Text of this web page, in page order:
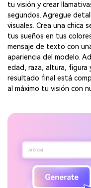
tu visión y crear
segundos. Agregue
visuales. Crea una chica
tus sueños en tus
mensaje de texto con
apariencia del modelo.
edad, raza, altura, figura
resultado final está
al máximo tu visión con